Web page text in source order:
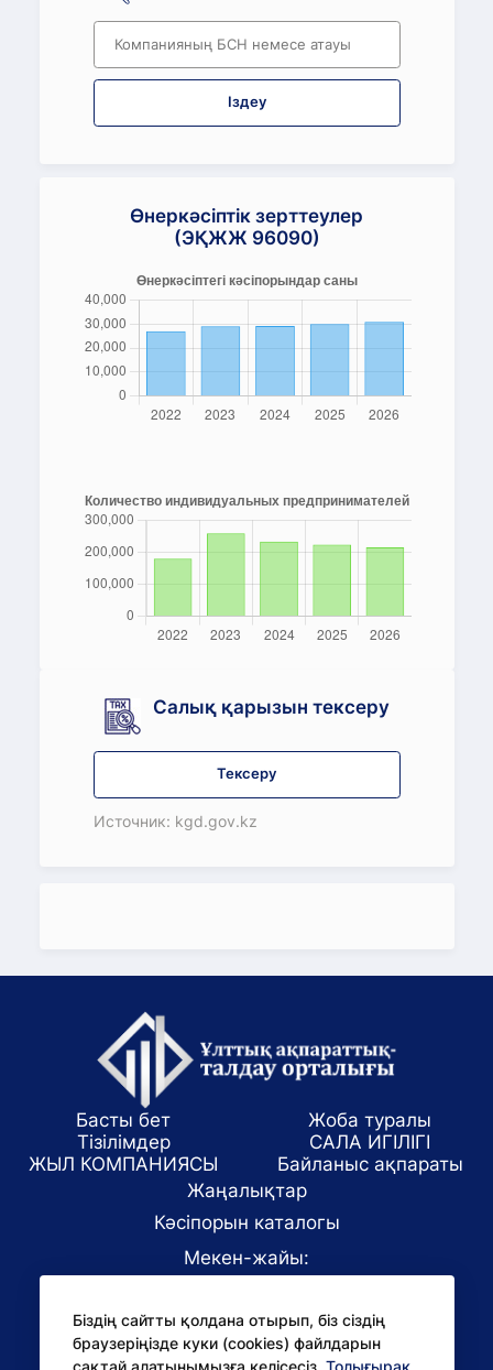
Іздеу
Өнеркәсіптік зерттеулер
(ЭҚЖЖ 96090)
Салық қарызын тексеру
Тексеру
Источник: kgd.gov.kz
Біздің сайтты қолдана отырып, біз сіздің
браузеріңізде куки (cookies) файлдарын
Басты бет
Жоба туралы
Тізілімдер
САЛА ИГІЛІГІ
ЖЫЛ КОМПАНИЯСЫ
Байланыс ақпараты
Жаңалықтар
Кәсіпорын каталогы
Мекен-жайы:
E-mail:
office@niac.kz